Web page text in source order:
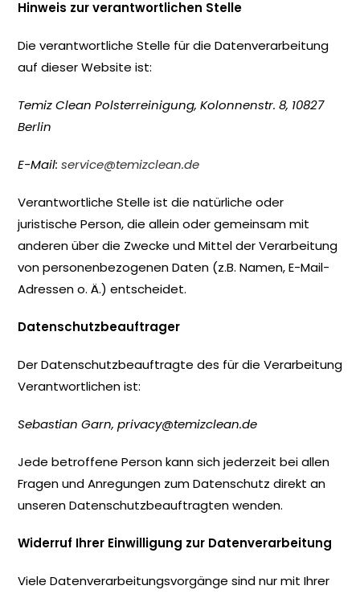
Hinweis zur verantwortlichen Stelle
Die verantwortliche Stelle für die Datenverarbeitung
auf dieser Website ist:
Temiz Clean Polsterreinigung, Kolonnenstr. 8, 10827
Berlin
E-Mail: service@temizclean.de
Verantwortliche Stelle ist die natürliche oder
juristische Person, die allein oder gemeinsam mit
anderen über die Zwecke und Mittel der Verarbeitung
von personenbezogenen Daten (z.B. Namen, E-Mail-
Adressen o. Ä.) entscheidet.
Datenschutzbeauftrager
Der Datenschutzbeauftragte des für die Verarbeitung
Verantwortlichen ist:
Sebastian Garn, privacy@temizclean.de
Jede betroffene Person kann sich jederzeit bei allen
Fragen und Anregungen zum Datenschutz direkt an
unseren Datenschutzbeauftragten wenden.
Widerruf Ihrer Einwilligung zur Datenverarbeitung
Viele Datenverarbeitungsvorgänge sind nur mit Ihrer